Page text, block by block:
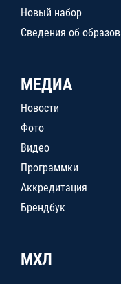
Новый набор
Сведения об
МЕДИА
Новости
Фото
Видео
Программки
Аккредитация
Брендбук
МХЛ